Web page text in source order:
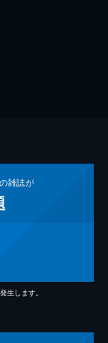
雑誌が
生します。